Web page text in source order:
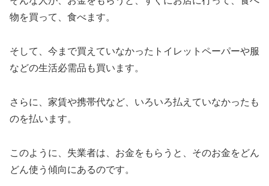
物を買って、食べます。
そして、今まで買えていなかったトイレットペーパーや服
などの生活必需品も買います。
さらに、家賃や携帯代など、いろいろ払えていなかったも
のを払います。
このように、失業者は、お金をもらうと、そのお金をどん
どん使う傾向にあるのです。